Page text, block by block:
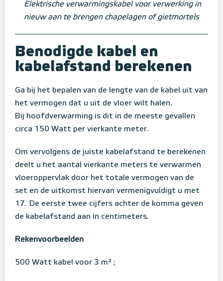
Elektrische verwarmingskabel voor verwerking in
nieuw aan te brengen chapelagen of gietmortels
Benodigde kabel en
kabelafstand berekenen
Ga bij het bepalen van de lengte van de kabel uit van
het vermogen dat u uit de vloer wilt halen.
Bij hoofdverwarming is dit in de meeste gevallen
circa 150 Watt per vierkante meter.
Om vervolgens de juiste kabelafstand te berekenen
deelt u het aantal vierkante meters te verwarmen
vloeroppervlak door het totale vermogen van de
set en de uitkomst hiervan vermenigvuldigt u met
17. De eerste twee cijfers achter de komma geven
de kabelafstand aan in centimeters.
Rekenvoorbeelden
500 Watt kabel voor 3 m² ;